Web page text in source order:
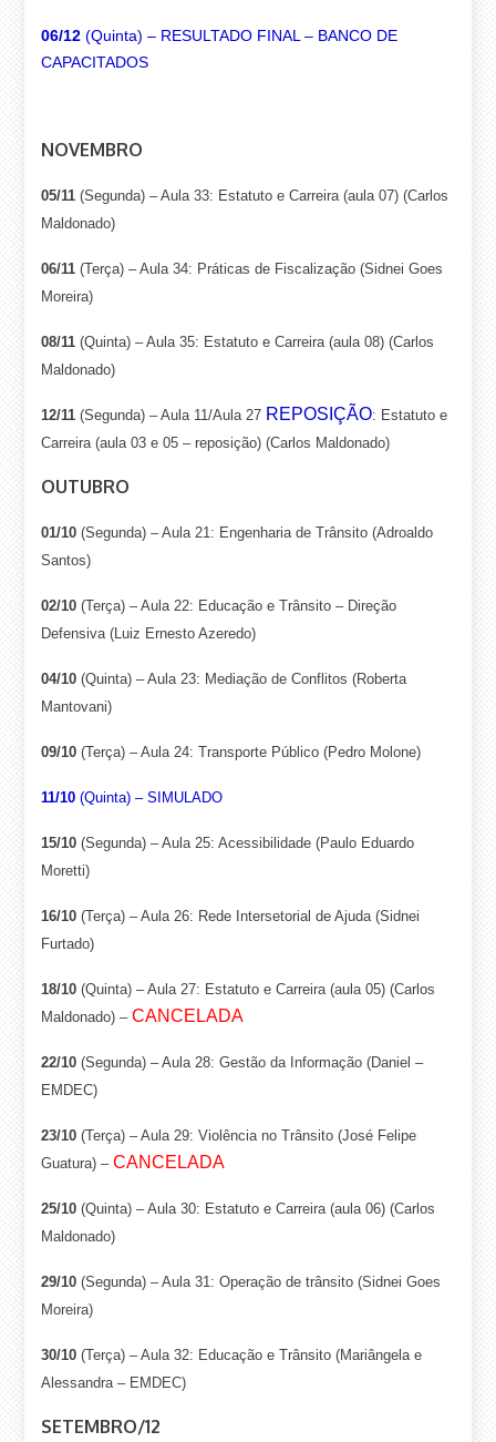
06/12(Quinta) – RESULTADO FINAL – BANCO DE
CAPACITADOS
NOVEMBRO
05/11(Segunda) – Aula 33: Estatuto e Carreira (aula 07) (Carlos
Maldonado)
06/11(Terça) – Aula 34: Práticas de Fiscalização (Sidnei Goes
Moreira)
08/11(Quinta) – Aula 35: Estatuto e Carreira (aula 08) (Carlos
Maldonado)
12/11(Segunda) – Aula 11/Aula 27 REPOSIÇÃO: Estatuto e
Carreira (aula 03 e 05 – reposição) (Carlos Maldonado)
OUTUBRO
01/10(Segunda) – Aula 21: Engenharia de Trânsito (Adroaldo
Santos)
02/10(Terça) – Aula 22: Educação e Trânsito – Direção
Defensiva (Luiz Ernesto Azeredo)
04/10(Quinta) – Aula 23: Mediação de Conflitos (Roberta
Mantovani)
09/10(Terça) – Aula 24: Transporte Público (Pedro Molone)
11/10(Quinta) – SIMULADO
15/10(Segunda) – Aula 25: Acessibilidade (Paulo Eduardo
Moretti)
16/10(Terça) – Aula 26: Rede Intersetorial de Ajuda (Sidnei
Furtado)
18/10 (Quinta) – Aula 27: Estatuto e Carreira (aula 05) (Carlos
Maldonado) –CANCELADA
22/10(Segunda) – Aula 28: Gestão da Informação (Daniel –
EMDEC)
23/10(Terça) – Aula 29: Violência no Trânsito (José Felipe
Guatura) –CANCELADA
25/10(Quinta) – Aula 30: Estatuto e Carreira (aula 06) (Carlos
Maldonado)
29/10(Segunda) – Aula 31: Operação de trânsito (Sidnei Goes
Moreira)
30/10(Terça) – Aula 32: Educação e Trânsito (Mariângela e
Alessandra – EMDEC)
SETEMBRO/12